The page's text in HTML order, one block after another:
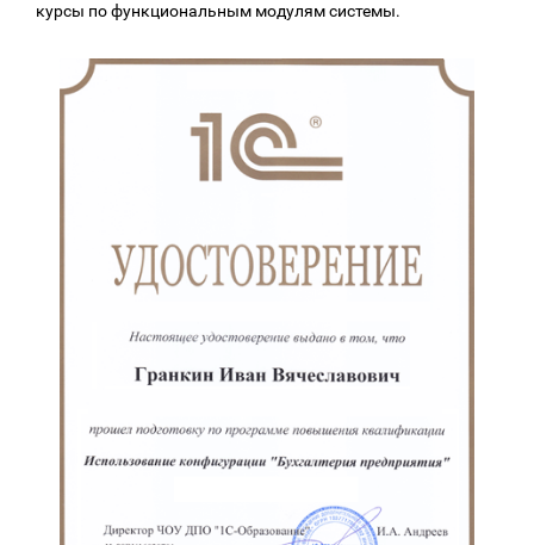
курсы по функциональным модулям системы.